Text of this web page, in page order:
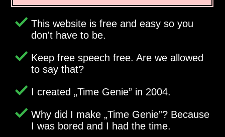
This website is free and easy so you
don't have to be.
Keep free speech free. Are we allowed
to say that?
I created Time Genie in 2004.
Why did I make Time Genie ? Because
I was bored and I had the time.